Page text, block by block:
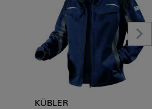
KÜBLER